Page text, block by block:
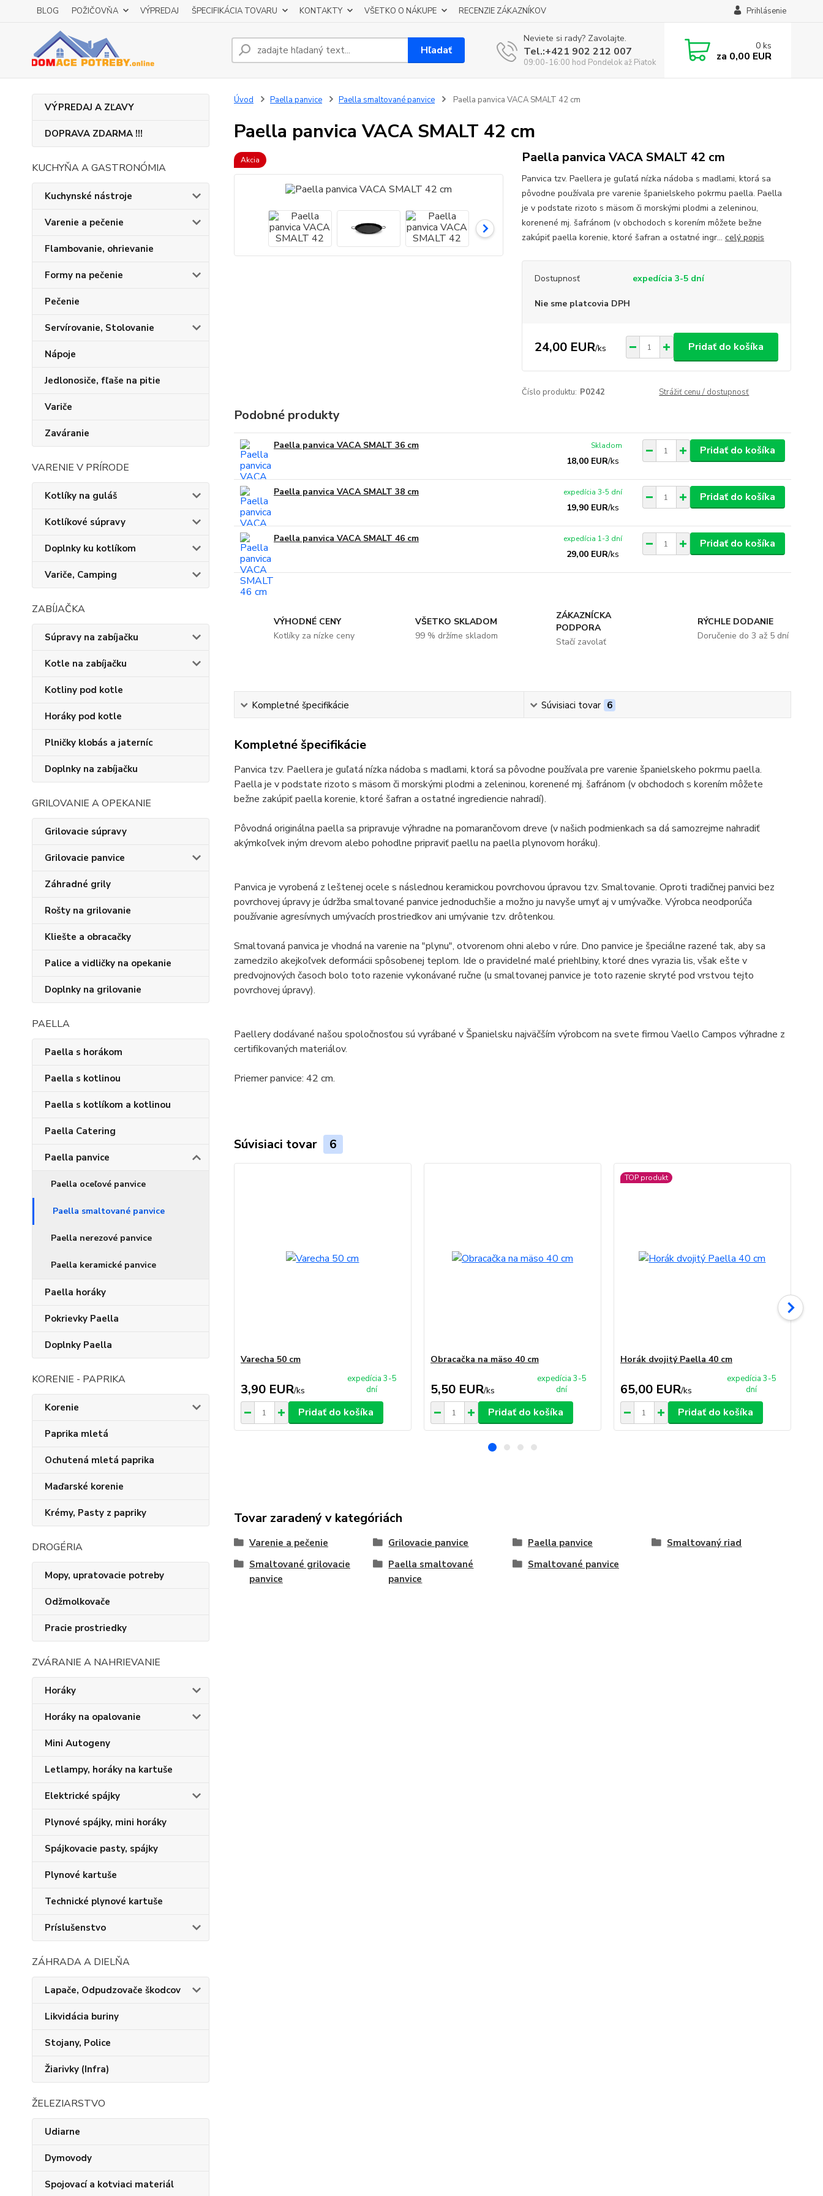
BLOG POŽIČOVŇA VÝPREDAJ ŠPECIFIKÁCIA TOVARU KONTAKTY VŠETKO O NÁKUPE RECENZIE ZÁKAZNÍKOV Prihlásenie
Hľadať
Neviete si rady? Zavolajte.
Tel.:+421 902 212 007
09:00-16:00 hod Pondelok až Piatok
0 ks
za 0,00 EUR
VÝPREDAJ A ZĽAVY
DOPRAVA ZDARMA !!!
KUCHYŇA A GASTRONÓMIA
Kuchynské nástroje
Varenie a pečenie
Flambovanie, ohrievanie
Formy na pečenie
Pečenie
Servírovanie, Stolovanie
Nápoje
Jedlonosiče, fľaše na pitie
Variče
Zaváranie
VARENIE V PRÍRODE
Kotlíky na guláš
Kotlíkové súpravy
Doplnky ku kotlíkom
Variče, Camping
ZABÍJAČKA
Súpravy na zabíjačku
Kotle na zabíjačku
Kotliny pod kotle
Horáky pod kotle
Plničky klobás a jaterníc
Doplnky na zabíjačku
GRILOVANIE A OPEKANIE
Grilovacie súpravy
Grilovacie panvice
Záhradné grily
Rošty na grilovanie
Kliešte a obracačky
Palice a vidličky na opekanie
Doplnky na grilovanie
PAELLA
Paella s horákom
Paella s kotlinou
Paella s kotlíkom a kotlinou
Paella Catering
Paella panvice
Paella oceľové panvice
Paella smaltované panvice
Paella nerezové panvice
Paella keramické panvice
Paella horáky
Pokrievky Paella
Doplnky Paella
KORENIE - PAPRIKA
Korenie
Paprika mletá
Ochutená mletá paprika
Maďarské korenie
Krémy, Pasty z papriky
DROGÉRIA
Mopy, upratovacie potreby
Odžmolkovače
Pracie prostriedky
ZVÁRANIE A NAHRIEVANIE
Horáky
Horáky na opalovanie
Mini Autogeny
Letlampy, horáky na kartuše
Elektrické spájky
Plynové spájky, mini horáky
Spájkovacie pasty, spájky
Plynové kartuše
Technické plynové kartuše
Príslušenstvo
ZÁHRADA A DIELŇA
Lapače, Odpudzovače škodcov
Likvidácia buriny
Stojany, Police
Žiarivky (Infra)
ŽELEZIARSTVO
Udiarne
Dymovody
Spojovací a kotviaci materiál
Úvod Paella panvice Paella smaltované panvice Paella panvica VACA SMALT 42 cm
Paella panvica VACA SMALT 42 cm
Akcia Paella panvica VACA SMALT 42 cm
Panvica tzv. Paellera je guľatá nízka nádoba s madlami, ktorá sa
pôvodne používala pre varenie španielskeho pokrmu paella. Paella
je v podstate rizoto s mäsom či morskými plodmi a zeleninou,
korenené mj. šafránom (v obchodoch s korením môžete bežne
zakúpiť paella korenie, ktoré šafran a ostatné ingr... celý popis
Dostupnosť expedícia 3-5 dní
Nie sme platcovia DPH
24,00 EUR/ks Pridať do košíka
Číslo produktu: P0242 Strážiť cenu / dostupnosť
Podobné produkty
Paella panvica VACA SMALT 36 cm
18,00 EUR/ks
Skladom Pridať do košíka
Paella panvica VACA SMALT 38 cm
19,90 EUR/ks
expedícia 3-5 dní Pridať do košíka
Paella panvica VACA SMALT 46 cm
29,00 EUR/ks
expedícia 1-3 dní Pridať do košíka
VÝHODNÉ CENY
Kotlíky za nízke ceny
VŠETKO SKLADOM
99 % držíme skladom
ZÁKAZNÍCKA
PODPORA
Stačí zavolať
RÝCHLE DODANIE
Doručenie do 3 až 5 dní
Kompletné špecifikácie Súvisiaci tovar 6
Kompletné špecifikácie
Panvica tzv. Paellera je guľatá nízka nádoba s madlami, ktorá sa pôvodne používala pre varenie španielskeho pokrmu paella.
Paella je v podstate rizoto s mäsom či morskými plodmi a zeleninou, korenené mj. šafránom (v obchodoch s korením môžete
bežne zakúpiť paella korenie, ktoré šafran a ostatné ingrediencie nahradí).
Pôvodná originálna paella sa pripravuje výhradne na pomarančovom dreve (v našich podmienkach sa dá samozrejme nahradiť
akýmkoľvek iným drevom alebo pohodlne pripraviť paellu na paella plynovom horáku).
Panvica je vyrobená z leštenej ocele s následnou keramickou povrchovou úpravou tzv. Smaltovanie. Oproti tradičnej panvici bez
povrchovej úpravy je údržba smaltované panvice jednoduchšie a možno ju navyše umyť aj v umývačke. Výrobca neodporúča
používanie agresívnych umývacích prostriedkov ani umývanie tzv. drôtenkou.
Smaltovaná panvica je vhodná na varenie na "plynu", otvorenom ohni alebo v rúre. Dno panvice je špeciálne razené tak, aby sa
zamedzilo akejkoľvek deformácii spôsobenej teplom. Ide o pravidelné malé priehlbiny, ktoré dnes vyrazia lis, však ešte v
predvojnových časoch bolo toto razenie vykonávané ručne (u smaltovanej panvice je toto razenie skryté pod vrstvou tejto
povrchovej úpravy).
Paellery dodávané našou spoločnosťou sú vyrábané v Španielsku najväčším výrobcom na svete firmou Vaello Campos výhradne z
certifikovaných materiálov.
Priemer panvice: 42 cm.
Súvisiaci tovar 6
Varecha 50 cm
3,90 EUR/ks
expedícia 3-5
dní
Pridať do košíka
Obracačka na mäso 40 cm
5,50 EUR/ks
expedícia 3-5
dní
Pridať do košíka
TOP produkt
Horák dvojitý Paella 40 cm
65,00 EUR/ks
expedícia 3-5
dní
Pridať do košíka
Tovar zaradený v kategóriách
Varenie a pečenie Grilovacie panvice Paella panvice
Smaltovaný riad
Smaltované grilovacie
panvice
Paella smaltované
panvice
Smaltované panvice